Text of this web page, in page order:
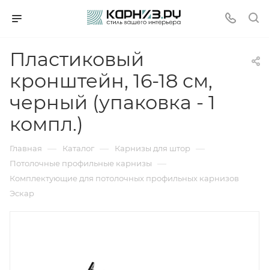
Пластиковый
кронштейн, 16-18 см,
черный (упаковка - 1
компл.)
Главная — Каталог — Карнизы для штор —
Потолочные профильные карнизы —
Комплектующие для потолочных профильных карнизов
Эскар